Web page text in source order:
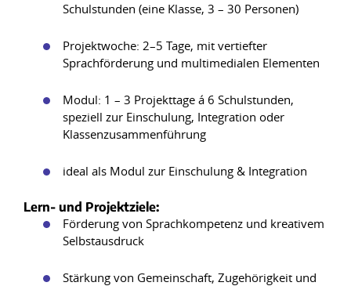
Schulstunden (eine Klasse, 3 – 30 Personen)
Projektwoche: 2–5 Tage, mit vertiefter
Sprachförderung und multimedialen Elementen
Modul: 1 – 3 Projekttage á 6 Schulstunden,
speziell zur Einschulung, Integration oder
Klassenzusammenführung
ideal als Modul zur Einschulung & Integration
Lern- und Projektziele:
Förderung von Sprachkompetenz und kreativem
Selbstausdruck
Stärkung von Gemeinschaft, Zugehörigkeit und